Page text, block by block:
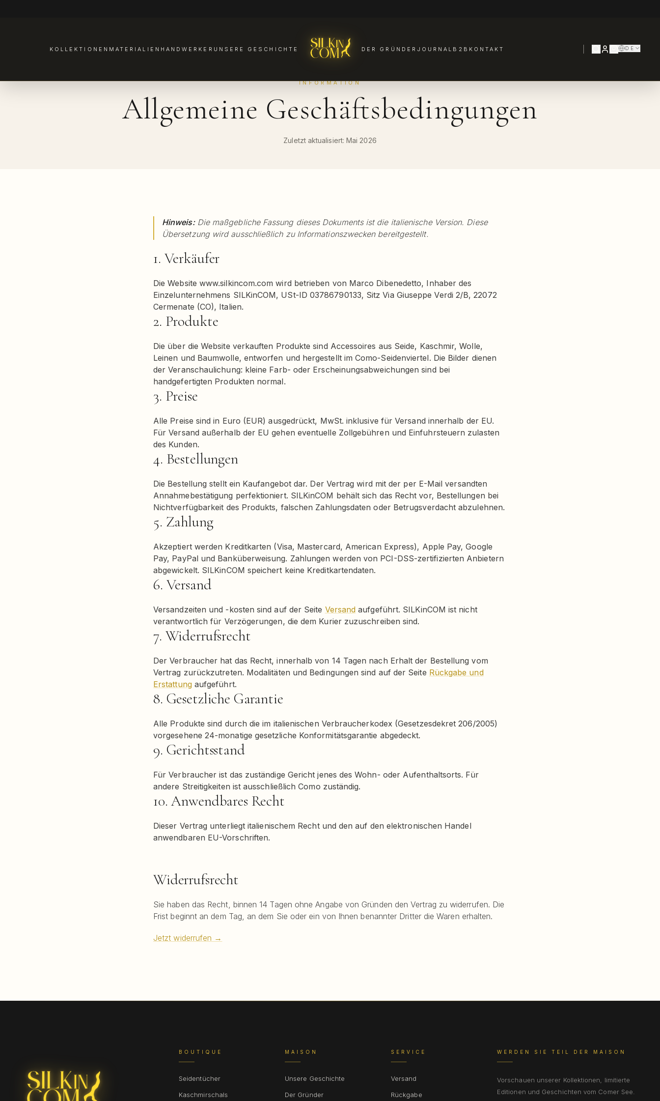
KOLLEKTIONEN MATERIALIEN HANDWERKER UNSERE GESCHICHTE DER GRÜNDER JOURNAL B2B KONTAKT DE
INFORMATION
Allgemeine Geschäftsbedingungen
Zuletzt aktualisiert: Mai 2026
Hinweis:Die maßgebliche Fassung dieses Dokuments ist die italienische Version. Diese
Übersetzung wird ausschließlich zu Informationszwecken bereitgestellt.
1. Verkäufer
Die Website www.silkincom.com wird betrieben von Marco Dibenedetto, Inhaber des
Einzelunternehmens SILKinCOM, USt-ID 03786790133, Sitz Via Giuseppe Verdi 2/B, 22072
Cermenate (CO), Italien.
2. Produkte
Die über die Website verkauften Produkte sind Accessoires aus Seide, Kaschmir, Wolle,
Leinen und Baumwolle, entworfen und hergestellt im Como-Seidenviertel. Die Bilder dienen
der Veranschaulichung: kleine Farb- oder Erscheinungsabweichungen sind bei
handgefertigten Produkten normal.
3. Preise
Alle Preise sind in Euro (EUR) ausgedrückt, MwSt. inklusive für Versand innerhalb der EU.
Für Versand außerhalb der EU gehen eventuelle Zollgebühren und Einfuhrsteuern zulasten
des Kunden.
4. Bestellungen
Die Bestellung stellt ein Kaufangebot dar. Der Vertrag wird mit der per E-Mail versandten
Annahmebestätigung perfektioniert. SILKinCOM behält sich das Recht vor, Bestellungen bei
Nichtverfügbarkeit des Produkts, falschen Zahlungsdaten oder Betrugsverdacht abzulehnen.
5. Zahlung
Akzeptiert werden Kreditkarten (Visa, Mastercard, American Express), Apple Pay, Google
Pay, PayPal und Banküberweisung. Zahlungen werden von PCI-DSS-zertifizierten Anbietern
abgewickelt. SILKinCOM speichert keine Kreditkartendaten.
6. Versand
Versandzeiten und -kosten sind auf der Seite Versand aufgeführt. SILKinCOM ist nicht
verantwortlich für Verzögerungen, die dem Kurier zuzuschreiben sind.
7. Widerrufsrecht
Der Verbraucher hat das Recht, innerhalb von 14 Tagen nach Erhalt der Bestellung vom
Vertrag zurückzutreten. Modalitäten und Bedingungen sind auf der Seite Rückgabe und
Erstattungaufgeführt.
8. Gesetzliche Garantie
Alle Produkte sind durch die im italienischen Verbraucherkodex (Gesetzesdekret 206/2005)
vorgesehene 24-monatige gesetzliche Konformitätsgarantie abgedeckt.
9. Gerichtsstand
Für Verbraucher ist das zuständige Gericht jenes des Wohn- oder Aufenthaltsorts. Für
andere Streitigkeiten ist ausschließlich Como zuständig.
10. Anwendbares Recht
Dieser Vertrag unterliegt italienischem Recht und den auf den elektronischen Handel
anwendbaren EU-Vorschriften.
Widerrufsrecht
Sie haben das Recht, binnen 14 Tagen ohne Angabe von Gründen den Vertrag zu widerrufen. Die
Frist beginnt an dem Tag, an dem Sie oder ein von Ihnen benannter Dritter die Waren erhalten.
Jetzt widerrufen →
BOUTIQUE
Seidentücher
Kaschmirschals
MAISON
Unsere Geschichte
Der Gründer
SERVICE
Versand
Rückgabe
WERDEN SIE TEIL DER MAISON
Vorschauen unserer Kollektionen, limitierte
Editionen und Geschichten vom Comer See.